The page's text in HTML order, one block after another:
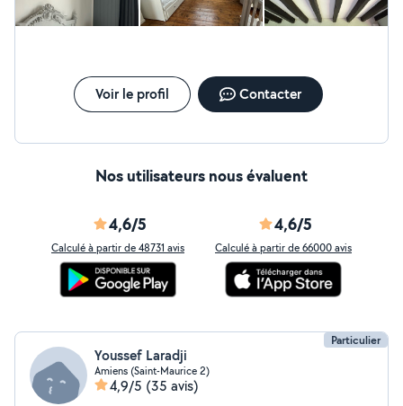
solutions les plus adaptées.
Voir le profil Contacter
Nos utilisateurs nous évaluent
4,6/5
Calculé à partir de 48731 avis
4,6/5
Calculé à partir de 66000 avis
Particulier
Youssef Laradji
Amiens (Saint-Maurice 2)
4,9/5 (35 avis)